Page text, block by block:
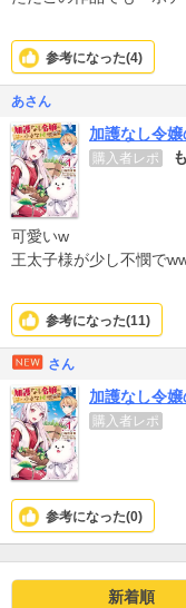
すが、いい加減だれか
リカ人であって、日本
描いてほしいですｗ日
参考になった(4)
あさん
購入者レポ
可愛いw
王太子様が少し不憫で
そしてヒロインに悪意
続き早く読みたいです
参考になった(11)
さん
購入者レポ
参考になった(0)
新着順